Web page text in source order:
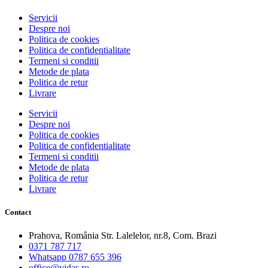
Servicii
Despre noi
Politica de cookies
Politica de confidentialitate
Termeni si conditii
Metode de plata
Politica de retur
Livrare
Servicii
Despre noi
Politica de cookies
Politica de confidentialitate
Termeni si conditii
Metode de plata
Politica de retur
Livrare
Contact
Prahova, România Str. Lalelelor, nr.8, Com. Brazi
0371 787 717
Whatsapp 0787 655 396